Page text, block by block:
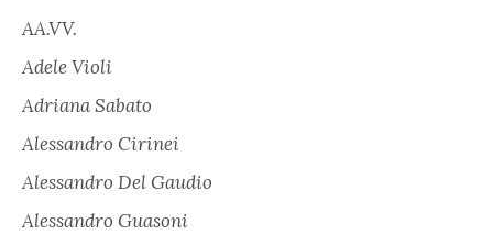
AA.VV.
Adele Violi
Adriana Sabato
Alessandro Cirinei
Alessandro Del Gaudio
Alessandro Guasoni